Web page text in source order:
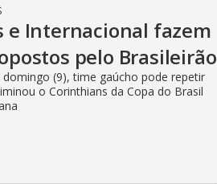
e Internacional fazem
pelo Brasileirão
(9), time gaúcho pode repetir
o Corinthians da Copa do Brasil